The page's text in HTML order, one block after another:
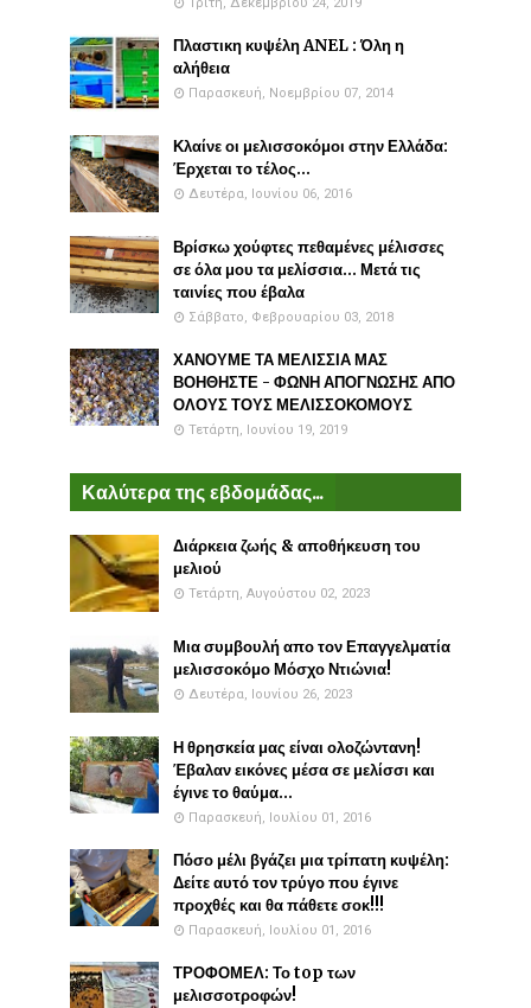
Τρίτη, Δεκεμβρίου 24, 2019
Πλαστικη κυψέλη ANEL : Όλη η
αλήθεια
Παρασκευή, Νοεμβρίου 07, 2014
Κλαίνε οι μελισσοκόμοι στην Ελλάδα:
Έρχεται το τέλος...
Δευτέρα, Ιουνίου 06, 2016
Βρίσκω χούφτες πεθαμένες μέλισσες
σε όλα μου τα μελίσσια... Μετά τις
ταινίες που έβαλα
Σάββατο, Φεβρουαρίου 03, 2018
ΧΑΝΟΥΜΕ ΤΑ ΜΕΛΙΣΣΙΑ ΜΑΣ
ΒΟΗΘΗΣΤΕ - ΦΩΝΗ ΑΠΟΓΝΩΣΗΣ ΑΠΟ
ΟΛΟΥΣ ΤΟΥΣ ΜΕΛΙΣΣΟΚΟΜΟΥΣ
Τετάρτη, Ιουνίου 19, 2019
Καλύτερα της εβδομάδας...
Διάρκεια ζωής & αποθήκευση του
μελιού
Τετάρτη, Αυγούστου 02, 2023
Μια συμβουλή απο τον Επαγγελματία
μελισσοκόμο Μόσχο Ντιώνια!
Δευτέρα, Ιουνίου 26, 2023
Η θρησκεία μας είναι ολοζώντανη!
Έβαλαν εικόνες μέσα σε μελίσσι και
έγινε το θαύμα...
Παρασκευή, Ιουλίου 01, 2016
Πόσο μέλι βγάζει μια τρίπατη κυψέλη:
Δείτε αυτό τον τρύγο που έγινε
προχθές και θα πάθετε σοκ!!!
Παρασκευή, Ιουλίου 01, 2016
ΤΡΟΦΟΜΕΛ: Το top των
μελισσοτροφών!